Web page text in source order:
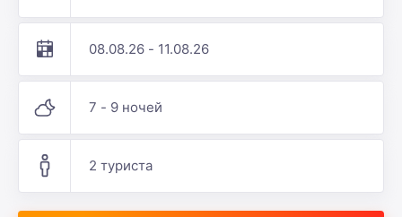
08.08.26 - 11.08.26
7 - 9 ночей
2 туриста